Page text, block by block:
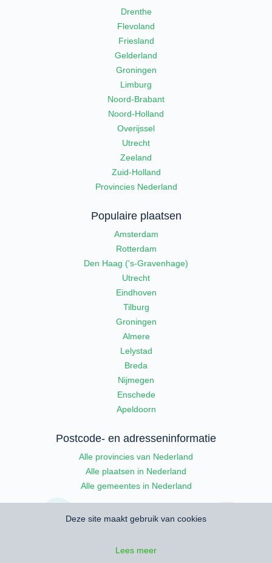
Drenthe
Flevoland
Friesland
Gelderland
Groningen
Limburg
Noord-Brabant
Noord-Holland
Overijssel
Utrecht
Zeeland
Zuid-Holland
Provincies Nederland
Populaire plaatsen
Amsterdam
Rotterdam
Den Haag ('s-Gravenhage)
Utrecht
Eindhoven
Tilburg
Groningen
Almere
Lelystad
Breda
Nijmegen
Enschede
Apeldoorn
Postcode- en adresseninformatie
Alle provincies van Nederland
Alle plaatsen in Nederland
Alle gemeentes in Nederland
Deze site maakt gebruik van cookies
Lees meer